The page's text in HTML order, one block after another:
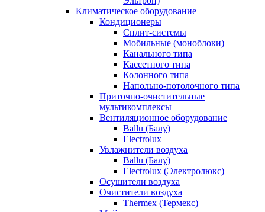
Климатическое оборудование
Кондиционеры
Сплит-системы
Мобильные (моноблоки)
Канального типа
Кассетного типа
Колонного типа
Напольно-потолочного типа
Приточно-очистительные
мультикомплексы
Вентиляционное оборудование
Ballu (Балу)
Electrolux
Увлажнители воздуха
Ballu (Балу)
Electrolux (Электролюкс)
Осушители воздуха
Очистители воздуха
Thermex (Термекс)